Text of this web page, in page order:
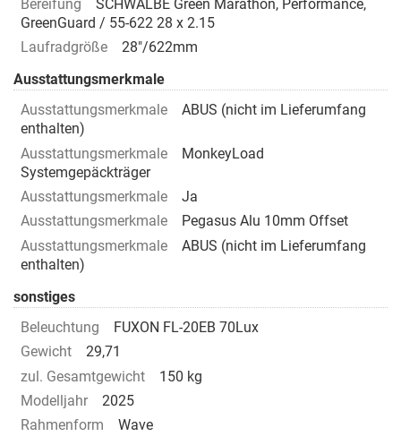
Bereifung
SCHWALBE Green Marathon, Performance,
GreenGuard / 55-622 28 x 2.15
Laufradgröße
28"/622mm
Ausstattungsmerkmale
Ausstattungsmerkmale
ABUS (nicht im Lieferumfang
enthalten)
Ausstattungsmerkmale
MonkeyLoad
Systemgepäckträger
Ausstattungsmerkmale
Ja
Ausstattungsmerkmale
Pegasus Alu 10mm Offset
Ausstattungsmerkmale
ABUS (nicht im Lieferumfang
enthalten)
sonstiges
Beleuchtung
FUXON FL-20EB 70Lux
Gewicht
29,71
zul. Gesamtgewicht
150 kg
Modelljahr
2025
Rahmenform
Wave